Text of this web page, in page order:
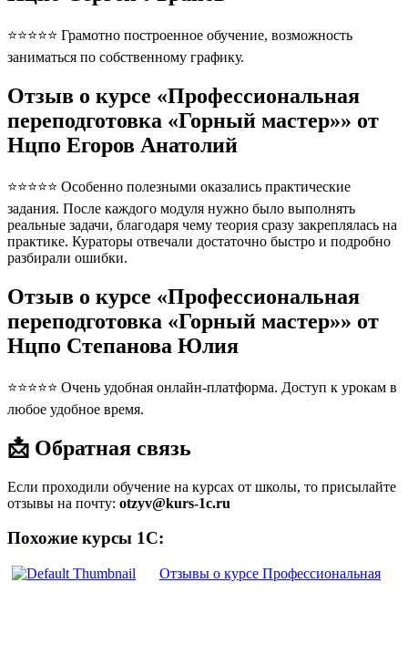
⭐⭐⭐⭐⭐ Грамотно построенное обучение, возможность
заниматься по собственному графику.
Отзыв о курсе «Профессиональная
переподготовка «Горный мастер»» от
Нцпо Егоров Анатолий
⭐⭐⭐⭐⭐ Особенно полезными оказались практические
задания. После каждого модуля нужно было выполнять
реальные задачи, благодаря чему теория сразу закреплялась на
практике. Кураторы отвечали достаточно быстро и подробно
разбирали ошибки.
Отзыв о курсе «Профессиональная
переподготовка «Горный мастер»» от
Нцпо Степанова Юлия
⭐⭐⭐⭐⭐ Очень удобная онлайн-платформа. Доступ к урокам в
любое удобное время.
📩 Обратная связь
Если проходили обучение на курсах от школы, то присылайте
отзывы на почту: otzyv@kurs-1c.ru
Похожие курсы 1С:
Отзывы о курсе Профессиональная